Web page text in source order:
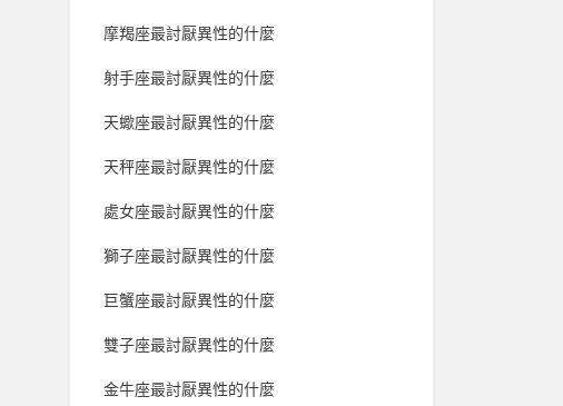
摩羯座最討厭異性的什麼
射手座最討厭異性的什麼
天蠍座最討厭異性的什麼
天秤座最討厭異性的什麼
處女座最討厭異性的什麼
獅子座最討厭異性的什麼
巨蟹座最討厭異性的什麼
雙子座最討厭異性的什麼
金牛座最討厭異性的什麼